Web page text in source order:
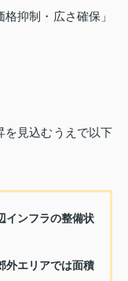
抑制・広さ確保」
を見込むうえで以下
インフラの整備状
外エリアでは面積